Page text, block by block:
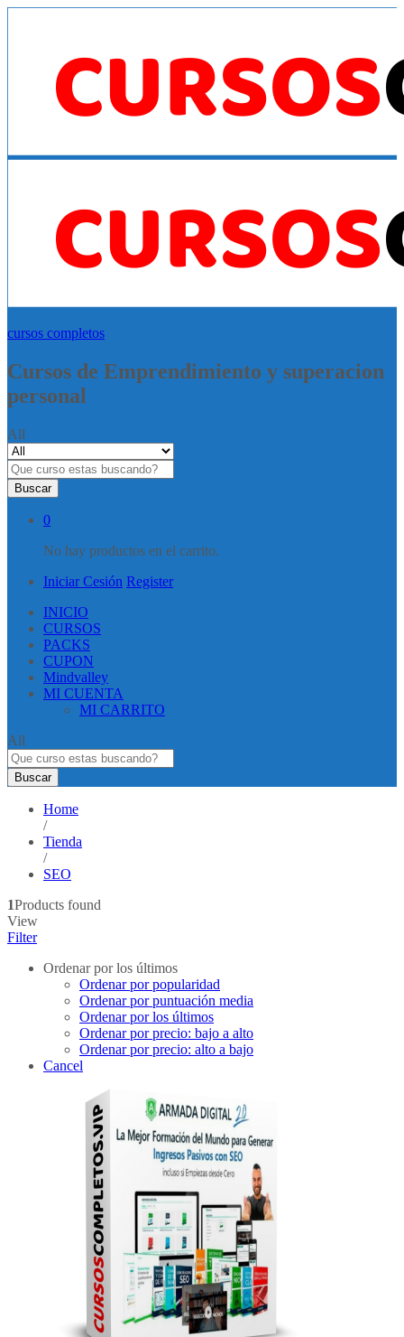
cursos completos
Cursos de Emprendimiento y superacion
personal
All
Buscar
0
No hay productos en el carrito.
Iniciar Cesión Register
INICIO
CURSOS
PACKS
CUPON
Mindvalley
MI CUENTA
MI CARRITO
All
Buscar
Home
/
Tienda
/
SEO
1Products found
View
Filter
Ordenar por los últimos
Ordenar por popularidad
Ordenar por puntuación media
Ordenar por los últimos
Ordenar por precio: bajo a alto
Ordenar por precio: alto a bajo
Cancel